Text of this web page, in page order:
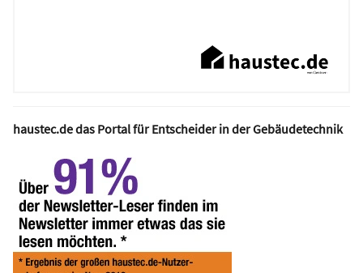
haustec.de das Portal für Entscheider in der Gebäudetechnik